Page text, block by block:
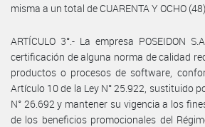
misma a un total de CUARENTA Y OCHO
ARTÍCULO 3°.- La empresa POSEIDON
certificación de alguna norma de calidad
productos o procesos de software,
Artículo 10 de la Ley N° 25.922, sustituido
N° 26.692 y mantener su vigencia a los
de los beneficios promocionales del